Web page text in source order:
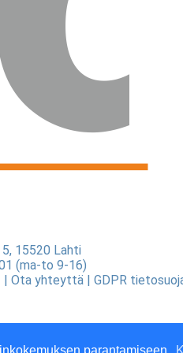
15520 Lahti
(ma-to 9-16)
| Ota yhteyttä| GDPR